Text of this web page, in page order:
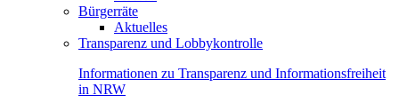
Bürgerräte
Aktuelles
Transparenz und Lobbykontrolle
Informationen zu Transparenz und Informationsfreiheit
in NRW